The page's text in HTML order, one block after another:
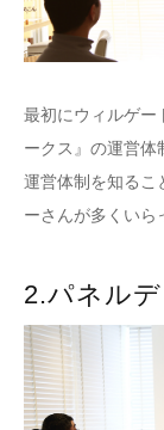
最初にウィルゲー
ークス』の運営体
運営体制を知るこ
ーさんが多くいら
2.パネル